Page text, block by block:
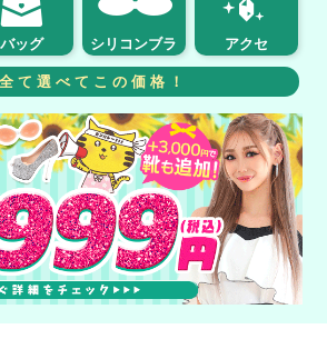
バッグ シリコンブラ アクセ
て選べてこの価格！